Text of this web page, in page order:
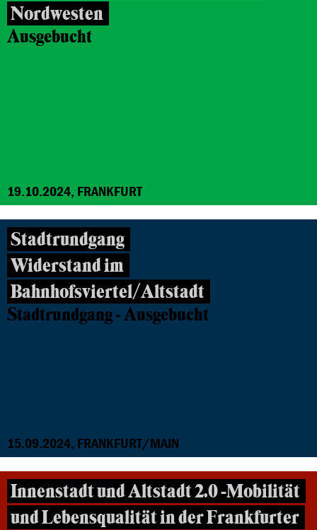
Nordwesten
Ausgebucht
19.10.2024, FRANKFURT
Stadtrundgang
Widerstand im
Bahnhofsviertel/Altstadt
Stadtrundgang - Ausgebucht
15.09.2024, FRANKFURT/MAIN
Innenstadt und Altstadt 2.0 -Mobilität
und Lebensqualität in der Frankfurter